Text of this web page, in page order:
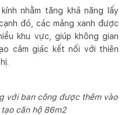
nhằm tăng khả năng lấy
đó, các mảng xanh được
khu vực, giúp không gian
cảm giác kết nối với thiên
với ban công được thêm vào
căn hộ 86m2